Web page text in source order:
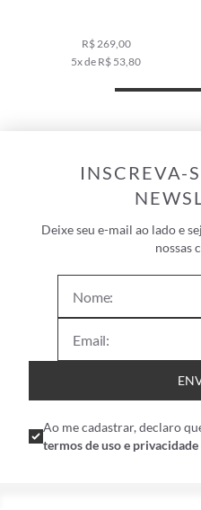
INSCREVA-
Deixe seu e-mail ao lado e
nossas
Ao me cadastrar, declaro
termos de uso e privacidade